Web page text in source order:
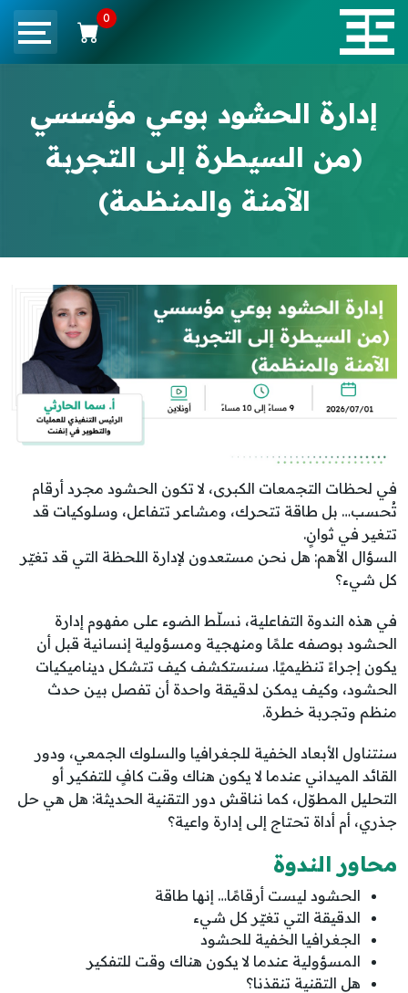
0
إدارة الحشود بوعي مؤسسي
(من السيطرة إلى التجربة
الآمنة والمنظمة)
في لحظات التجمعات الكبرى، لا تكون الحشود مجرد أرقام
تُحسب… بل طاقة تتحرك، ومشاعر تتفاعل، وسلوكيات قد
تتغير في ثوانٍ.
السؤال الأهم: هل نحن مستعدون لإدارة اللحظة التي قد تغيّر
كل شيء؟
في هذه الندوة التفاعلية، نسلّط الضوء على مفهوم إدارة
الحشود بوصفه علمًا ومنهجية ومسؤولية إنسانية قبل أن
يكون إجراءً تنظيميًا. سنستكشف كيف تتشكل ديناميكيات
الحشود، وكيف يمكن لدقيقة واحدة أن تفصل بين حدث
منظم وتجربة خطرة.
سنتناول الأبعاد الخفية للجغرافيا والسلوك الجمعي، ودور
القائد الميداني عندما لا يكون هناك وقت كافٍ للتفكير أو
التحليل المطوّل، كما نناقش دور التقنية الحديثة: هل هي حل
جذري، أم أداة تحتاج إلى إدارة واعية؟
محاور الندوة
الحشود ليست أرقامًا… إنها طاقة
الدقيقة التي تغيّر كل شيء
الجغرافيا الخفية للحشود
المسؤولية عندما لا يكون هناك وقت للتفكير
هل التقنية تنقذنا؟